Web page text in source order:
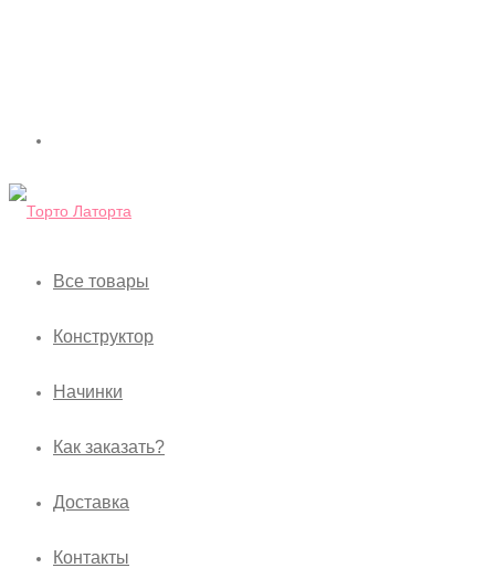
Все товары
Конструктор
Начинки
Как заказать?
Доставка
Контакты